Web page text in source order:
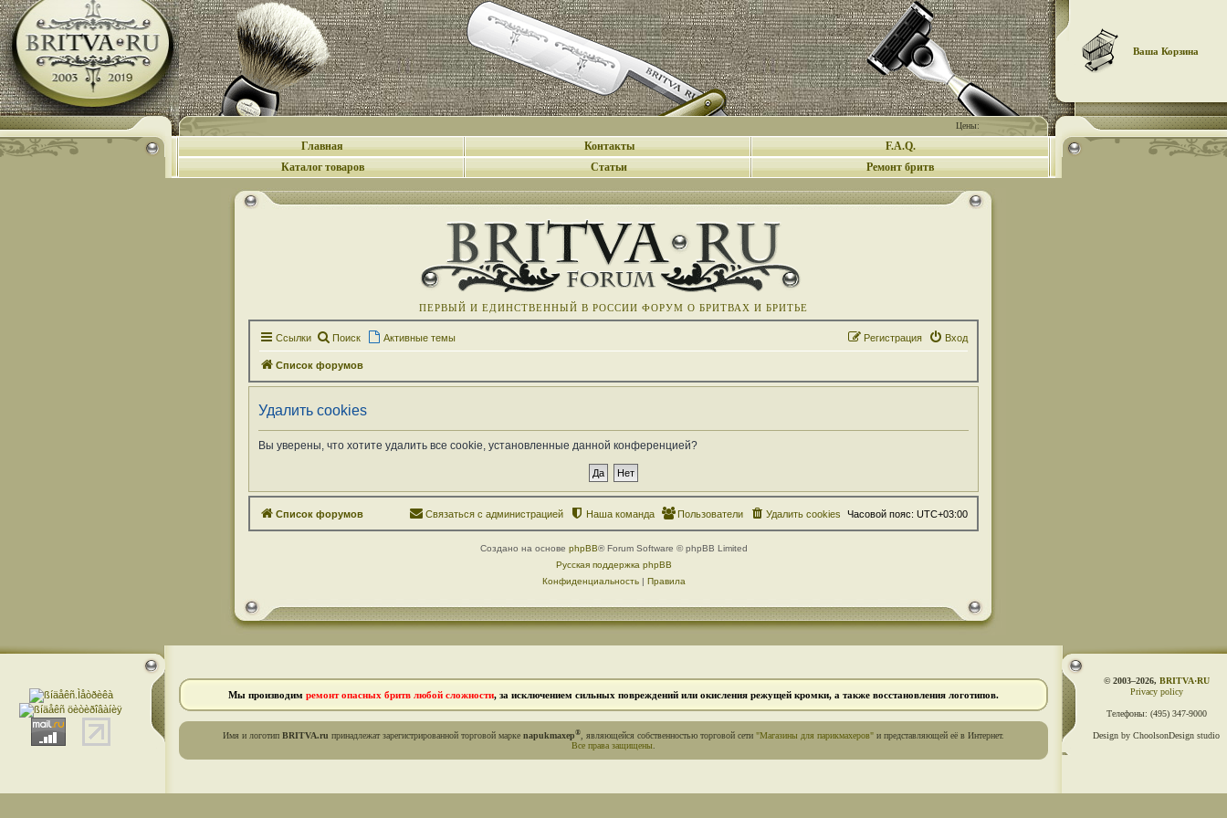
Цены:
Ваша Корзина
Главная Контакты
F.A.Q.
Каталог товаров
Статьи Ремонт бритв
ПЕРВЫЙ И ЕДИНСТВЕННЫЙ В РОССИИ ФОРУМ О БРИТВАХ И БРИТЬЕ
Ссылки Поиск Активные темы Вход
Регистрация
Список форумов
Удалить cookies
Вы уверены, что хотите удалить все cookie, установленные данной конференцией?
Список форумов Часовой пояс: UTC+03:00
Удалить cookies
Пользователи
Наша команда
Связаться с администрацией
Создано на основе phpBB® Forum Software © phpBB Limited
Русская поддержка phpBB
Конфиденциальность| Правила
Мы производим ремонт опасных бритв любой сложности, за исключением сильных повреждений или окисления режущей кромки, а также восстановления логотипов.
Имя и логотип BRITVA.ru принадлежат зарегистрированной торговой марке napukmaxep® , являющейся собственностью торговой сети "Магазины для парикмахеров" и представляющей её в Интернет.
Все права защищены
© 2003–2026, BRITVA·RU
Privacy policy
Телефоны: (495) 347-9000
Design by ChoolsonDesign studio